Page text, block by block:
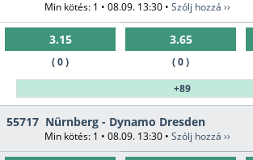
Min kötés: 1 • 08.09. 13:30 • Szólj hozzá ››
3.15
( 0 )
3.65
( 0 )
+89
55717 Nürnberg - Dynamo Dresden
Min kötés: 1 • 08.09. 13:30 • Szólj hozzá ››